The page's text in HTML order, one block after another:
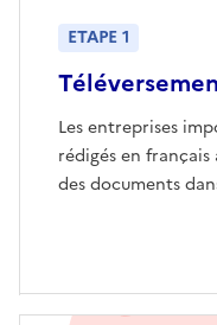
Les entreprises
rédigés en français
des documents
ETAPE 1